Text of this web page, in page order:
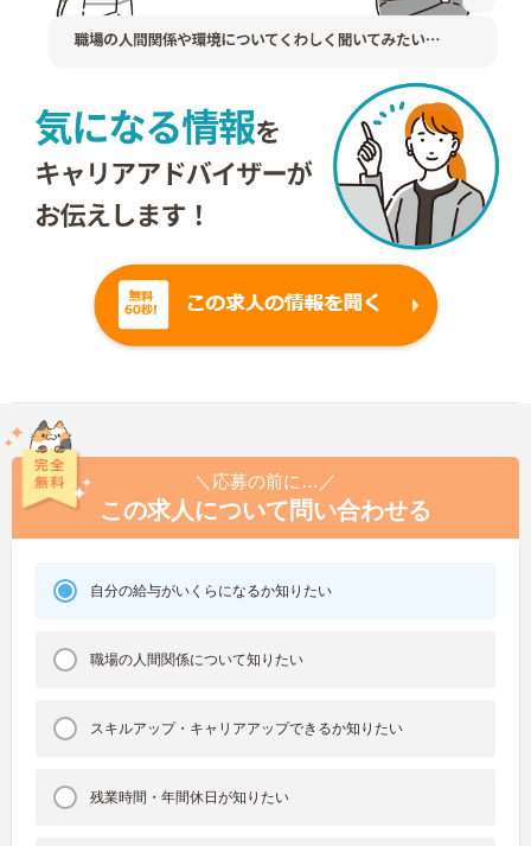
＼応募の前に…／
この求人について問い合わせる
自分の給与がいくらになるか知りたい
職場の人間関係について知りたい
スキルアップ・キャリアアップできるか知りたい
残業時間・年間休日が知りたい